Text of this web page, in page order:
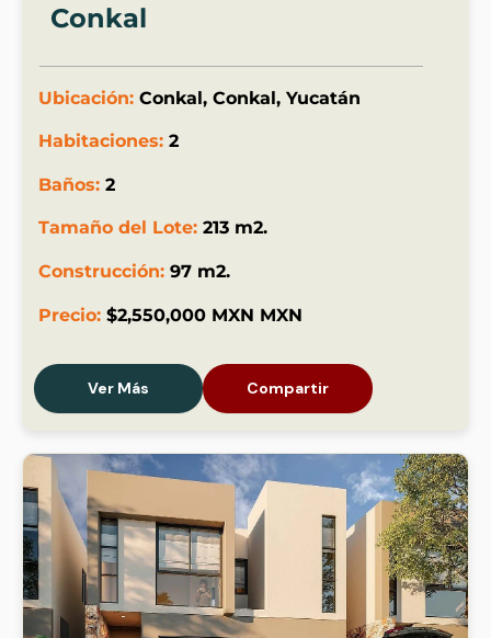
Conkal
Ubicación: Conkal, Conkal, Yucatán
Habitaciones: 2
Baños: 2
Tamaño del Lote: 213 m2.
Construcción: 97 m2.
Precio: $2,550,000 MXN MXN
Ver Más Compartir